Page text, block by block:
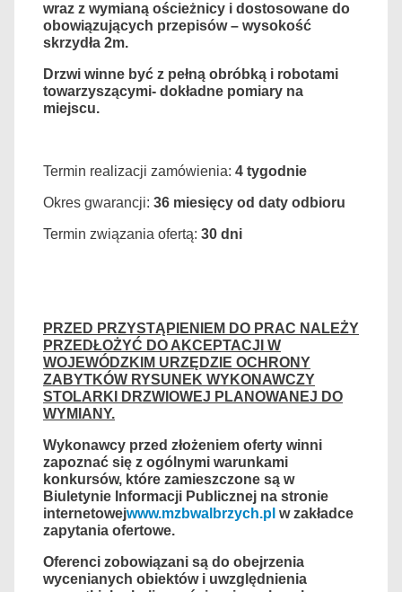
wraz z wymianą ościeżnicy i dostosowane do
obowiązujących przepisów – wysokość
skrzydła 2m.
Drzwi winne być z pełną obróbką i robotami
towarzyszącymi- dokładne pomiary na
miejscu.
Termin realizacji zamówienia: 4 tygodnie
Okres gwarancji: 36 miesięcy od daty odbioru
Termin związania ofertą: 30 dni
PRZED PRZYSTĄPIENIEM DO PRAC NALEŻY
PRZEDŁOŻYĆ DO AKCEPTACJI W
WOJEWÓDZKIM URZĘDZIE OCHRONY
ZABYTKÓW RYSUNEK WYKONAWCZY
STOLARKI DRZWIOWEJ PLANOWANEJ DO
WYMIANY.
Wykonawcy przed złożeniem oferty winni
zapoznać się z ogólnymi warunkami
konkursów, które zamieszczone są w
Biuletynie Informacji Publicznej na stronie
internetowejwww.mzbwalbrzych.pl w zakładce
zapytania ofertowe.
Oferenci zobowiązani są do obejrzenia
wycenianych obiektów i uwzględnienia